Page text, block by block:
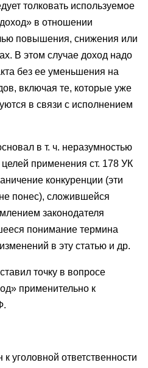
толковать используемое
в отношении
повышения, снижения или
В этом случае доход надо
без ее уменьшения на
включая те, которые уже
в связи с исполнением
в т. ч. неразумностью
целей применения ст. 178 УК
конкуренции (эти
понес), сложившейся
законодателя
понимание термина
в эту статью и др.
точку в вопросе
применительно к
уголовной ответственности